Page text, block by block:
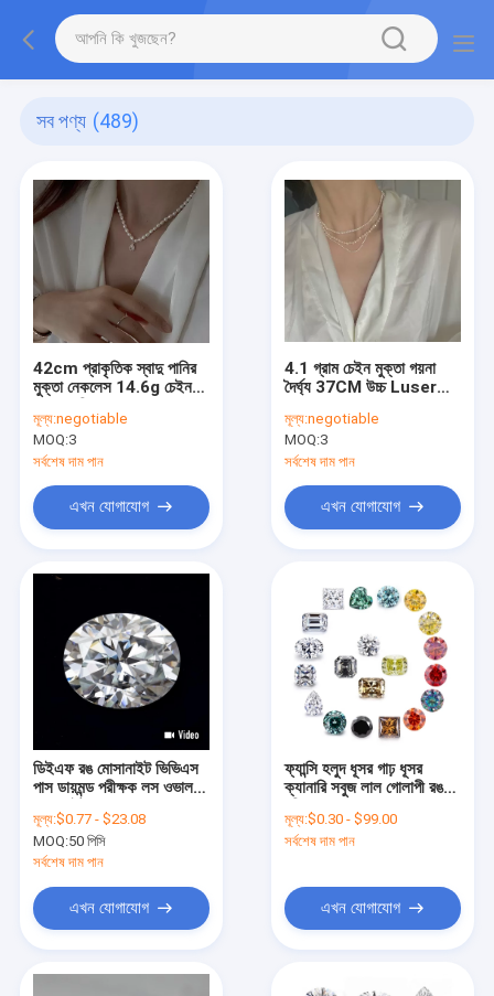
সব পণ্য (489)
42cm প্রাকৃতিক স্বাদু পানির
মুক্তা নেকলেস 14.6g চেইন
মূল্য:negotiable
MOQ:3
সর্বশেষ দাম পান
এখন যোগাযোগ
4.1 গ্রাম চেইন মুক্তা গয়না
দৈর্ঘ্য 37CM ​​উচ্চ Luser
মূল্য:negotiable
MOQ:3
সর্বশেষ দাম পান
এখন যোগাযোগ
ডিইএফ রঙ মোসানাইট ভিভিএস
পাস ডায়মন্ড পরীক্ষক লস ওভাল
মূল্য:$0.77 - $23.08
MOQ:50 পিসি
সর্বশেষ দাম পান
এখন যোগাযোগ
ফ্যান্সি হলুদ ধূসর গাঢ় ধূসর
ক্যানারি সবুজ লাল গোলাপী রঙ
মূল্য:$0.30 - $99.00
সর্বশেষ দাম পান
এখন যোগাযোগ